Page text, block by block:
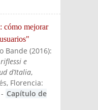
cómo mejorar
Bande (2016):
e
d’Italia,
, Florencia:
- Capítulo de